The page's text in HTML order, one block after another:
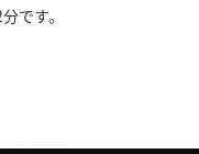
です。